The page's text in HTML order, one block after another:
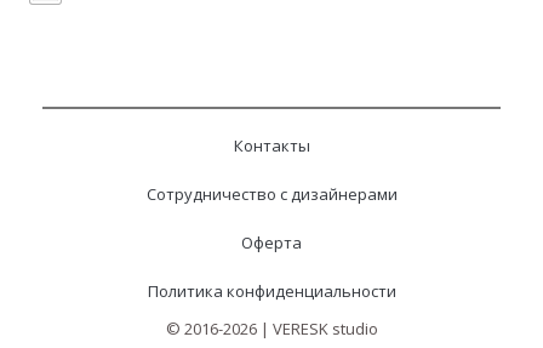
Контакты
Сотрудничество с дизайнерами
Оферта
Политика конфиденциальности
© 2016-2026 | VERESK studio